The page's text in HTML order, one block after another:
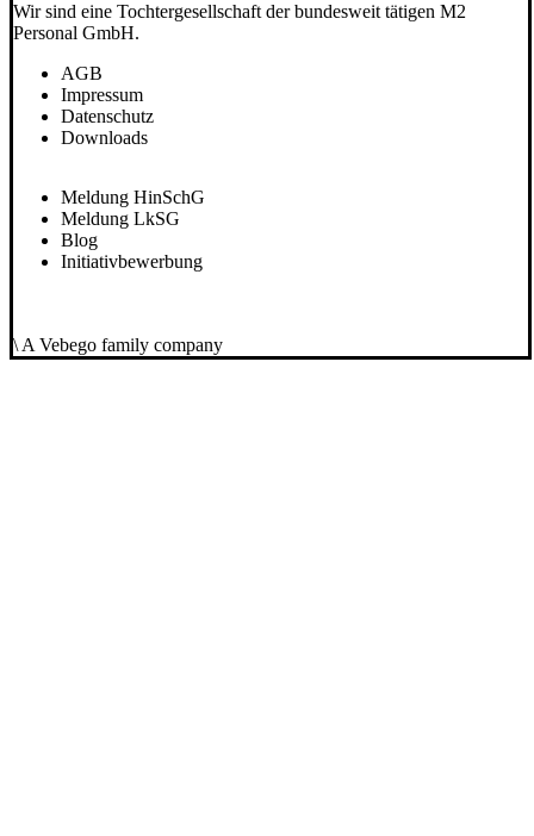
Wir sind eine Tochtergesellschaft der bundesweit tätigen M2
Personal GmbH.
AGB
Impressum
Datenschutz
Downloads
Meldung HinSchG
Meldung LkSG
Blog
Initiativbewerbung
\ A Vebego family company